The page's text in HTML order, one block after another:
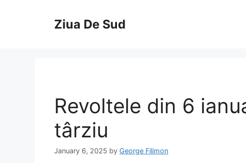
Ziua De Sud
Revoltele din 6
târziu
January 6, 2025 by George Filimon